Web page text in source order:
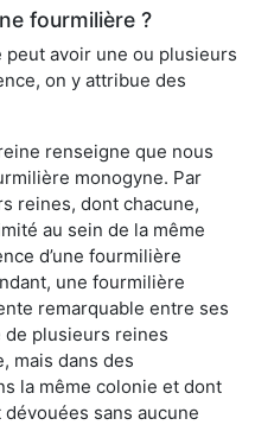
fourmilière ?
peut avoir une ou plusieurs
on y attribue des
renseigne que nous
monogyne. Par
reines, dont chacune,
au sein de la même
d’une fourmilière
une fourmilière
remarquable entre ses
de plusieurs reines
mais dans des
la même colonie et dont
sans aucune